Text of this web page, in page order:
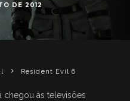
DE 2012
Resident Evil 6
chegou às televisões